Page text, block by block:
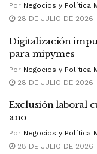
Por Negocios y Política
28 DE JULIO DE 2026
Digitalización
para mipymes
Por Negocios y Política
28 DE JULIO DE 2026
Exclusión laboral
año
Por Negocios y Política
28 DE JULIO DE 2026